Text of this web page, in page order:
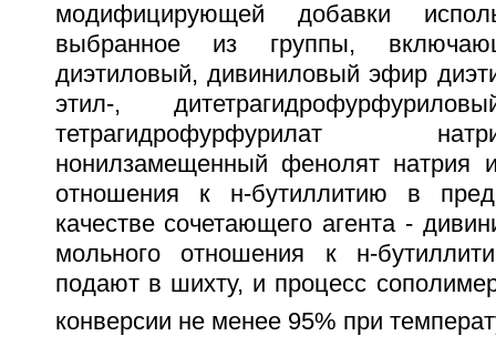
модифицирующей добавки
выбранное из группы,
диэтиловый, дивиниловый эфир
этил-,
тетрагидрофурфурилат
нонилзамещенный фенолят натрия
отношения к н-бутиллитию в
качестве сочетающего агента -
мольного отношения к н-
подают в шихту, и процесс
конверсии не менее 95% при